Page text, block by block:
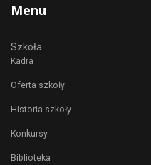
Menu
Szkoła
Kadra
Oferta szkoły
Historia szkoły
Konkursy
Biblioteka